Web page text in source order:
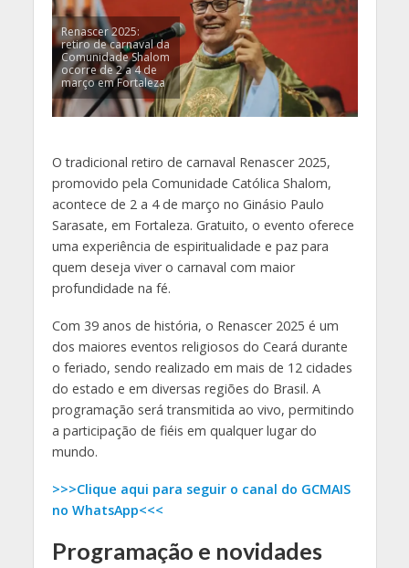
Renascer 2025:
retiro de carnaval da
Comunidade Shalom
ocorre de 2 a 4 de
março em Fortaleza
O tradicional retiro de carnaval Renascer 2025,
promovido pela Comunidade Católica Shalom,
acontece de 2 a 4 de março no Ginásio Paulo
Sarasate, em Fortaleza. Gratuito, o evento oferece
uma experiência de espiritualidade e paz para
quem deseja viver o carnaval com maior
profundidade na fé.
Com 39 anos de história, o Renascer 2025 é um
dos maiores eventos religiosos do Ceará durante
o feriado, sendo realizado em mais de 12 cidades
do estado e em diversas regiões do Brasil. A
programação será transmitida ao vivo, permitindo
a participação de fiéis em qualquer lugar do
mundo.
>>>Clique aqui para seguir o canal do GCMAIS
no WhatsApp<<<
Programação e novidades